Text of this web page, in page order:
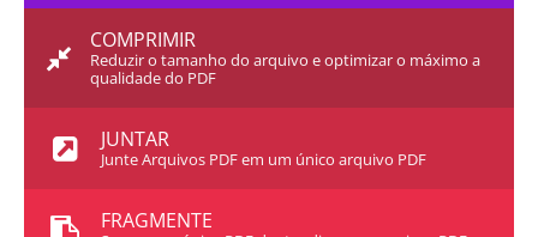
COMPRIMIR
Reduzir o tamanho do arquivo e optimizar o máximo a
qualidade do PDF
JUNTAR
Junte Arquivos PDF em um único arquivo PDF
FRAGMENTE